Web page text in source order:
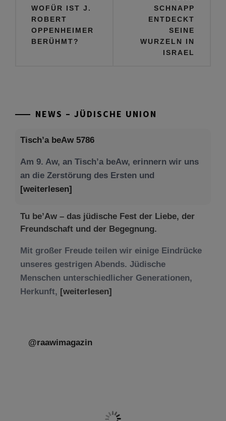
WOFÜR IST J.
ROBERT
OPPENHEIMER
BERÜHMT?
SCHNAPP
ENTDECKT
SEINE
WURZELN IN
ISRAEL
NEWS – JÜDISCHE UNION
Tisch’a beAw 5786
Am 9. Aw, an Tisch’a beAw, erinnern wir uns
an die Zerstörung des Ersten und
[weiterlesen]
Tu be’Aw – das jüdische Fest der Liebe, der
Freundschaft und der Begegnung.
Mit großer Freude teilen wir einige Eindrücke
unseres gestrigen Abends. Jüdische
Menschen unterschiedlicher Generationen,
Herkunft, [weiterlesen]
@raawimagazin